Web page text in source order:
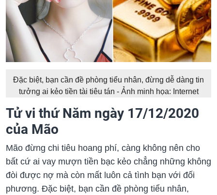
Đặc biệt, bạn cần đề phòng tiểu nhân, đừng dễ dàng tin
tưởng ai kẻo tiền tài tiêu tán - Ảnh minh họa: Internet
Tử vi thứ Năm ngày 17/12/2020
của Mão
Mão đừng chi tiêu hoang phí, càng không nên cho
bất cứ ai vay mượn tiền bạc kẻo chẳng những không
đòi được nợ mà còn mất luôn cả tình bạn với đối
phương. Đặc biệt, bạn cần đề phòng tiểu nhân,